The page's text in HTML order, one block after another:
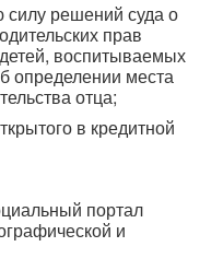
силу решений суда о
прав
воспитываемых
определении места
отца;
в кредитной
портал
и